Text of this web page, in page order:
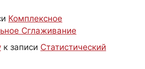
Комплексное
Сглаживание
к записи Статистический